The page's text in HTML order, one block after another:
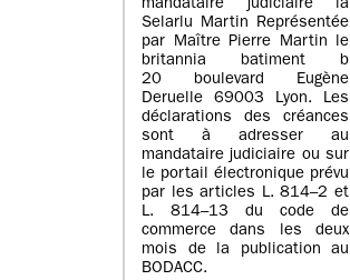
mandataire judiciaire la
Selarlu Martin Représentée
par Maître Pierre Martin le
britannia batiment b
20 boulevard Eugène
Deruelle 69003 Lyon. Les
déclarations des créances
sont à adresser au
mandataire judiciaire ou sur
le portail électronique prévu
par les articles L. 814–2 et
L. 814–13 du code de
commerce dans les deux
mois de la publication au
BODACC.